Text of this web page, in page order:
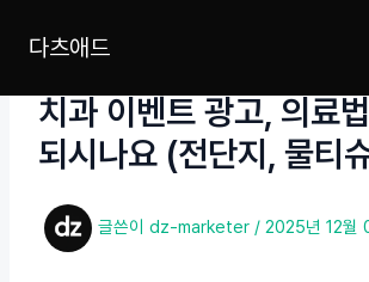
로
다츠애드
치과 이벤트 광고, 의료
되시나요 (전단지, 물티
글쓴이 dz-marketer / 2025년 12월